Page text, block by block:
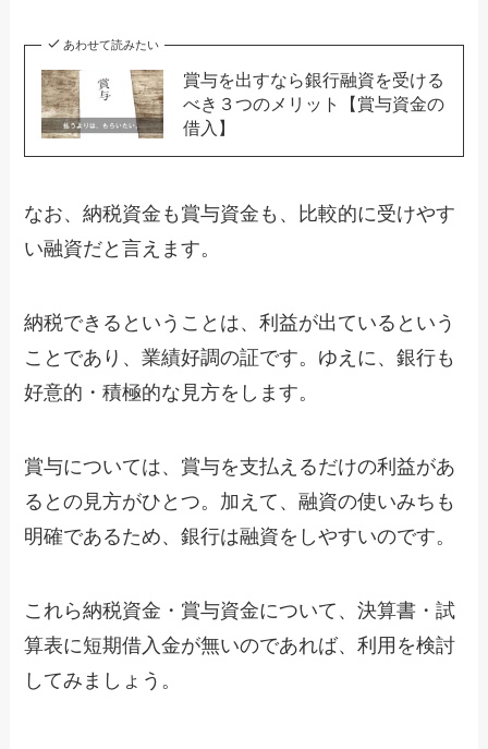
あわせて読みたい
賞与を出すなら銀行融資を受ける
べき３つのメリット【賞与資金の
借入】
なお、納税資金も賞与資金も、比較的に受けやす
い融資だと言えます。
納税できるということは、利益が出ているという
ことであり、業績好調の証です。ゆえに、銀行も
好意的・積極的な見方をします。
賞与については、賞与を支払えるだけの利益があ
るとの見方がひとつ。加えて、融資の使いみちも
明確であるため、銀行は融資をしやすいのです。
これら納税資金・賞与資金について、決算書・試
算表に短期借入金が無いのであれば、利用を検討
してみましょう。